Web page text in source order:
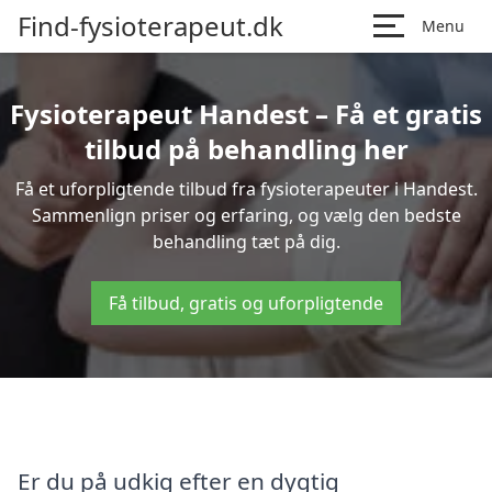
Find-fysioterapeut.dk Menu
Fysioterapeut Handest – Få et gratis
tilbud på behandling her
Få et uforpligtende tilbud fra fysioterapeuter i Handest.
Sammenlign priser og erfaring, og vælg den bedste
behandling tæt på dig.
Få tilbud, gratis og uforpligtende
Er du på udkig efter en dygtig